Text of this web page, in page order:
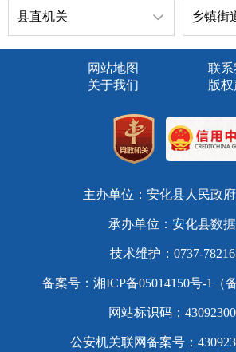
县直机关 乡镇街
网站地图
联系
关于我们
版权
主办单位：安化县人民政
承办单位：安化县数
技术维护：0737-
备案号： 湘ICP备05014150号-1（
网站标识码：
公安机关联网备案号：